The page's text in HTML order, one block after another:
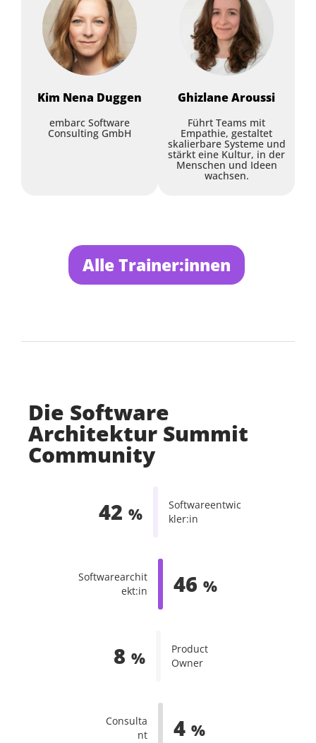
Praxisbericht eines
Breakthroughs beim
Aggregate Design
BarmeniaGothaer
BarmeniaGothaer
Kim Nena Duggen
embarc Software
Consulting GmbH
GhizlaneAroussi
Führt Teams mit
Empathie, gestaltet
skalierbare Systeme und
stärkt eine Kultur, in der
Menschen und Ideen
wachsen.
Alle Trainer:innen
Die Software
Architektur Summit
Community
Softwareentwic
kler:in
42 %
Softwarearchit
ekt:in
46 %
Product
Owner
8 %
Consulta
nt
4 %